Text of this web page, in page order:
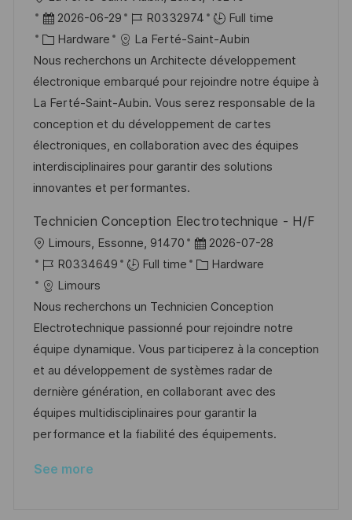
o
c
a
t
i
o
n
P
o
s
t
e
d
D
a
t
2026-06-29
J
o
b
I
d
R0332974
Full time
C
a
t
e
g
o
r
y
Hardware
La Ferté-Saint-Aubin
Nous recherchons un Architecte développement
électronique embarqué pour rejoindre notre équipe à
La Ferté-Saint-Aubin. Vous serez responsable de la
conception et du développement de cartes
électroniques, en collaboration avec des équipes
interdisciplinaires pour garantir des solutions
innovantes et performantes.
Technicien Conception Electrotechnique - H/F
L
o
c
a
t
i
o
n
Limours, Essonne, 91470
P
o
t
e
d
D
a
t
e
2026-07-28
J
o
b
I
d
R0334649 Full time
C
t
e
g
o
r
y
Hardware
Limours
Nous recherchons un Technicien Conception
Electrotechnique passionné pour rejoindre notre
équipe dynamique. Vous participerez à la conception
et au développement de systèmes radar de
dernière génération, en collaborant avec des
équipes multidisciplinaires pour garantir la
performance et la fiabilité des équipements.
See more